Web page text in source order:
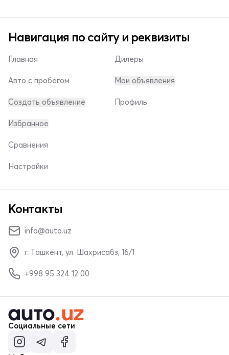
Навигация по сайту и реквизиты
Главная
Авто с пробегом
Создать объявление
Дилеры
Мои объявления
Профиль
Избранное
Сравнения
Настройки
Контакты
info@auto.uz
г. Ташкент, ул. Шахрисабз, 16/1
+998 95 324 12 00
Социальные сети